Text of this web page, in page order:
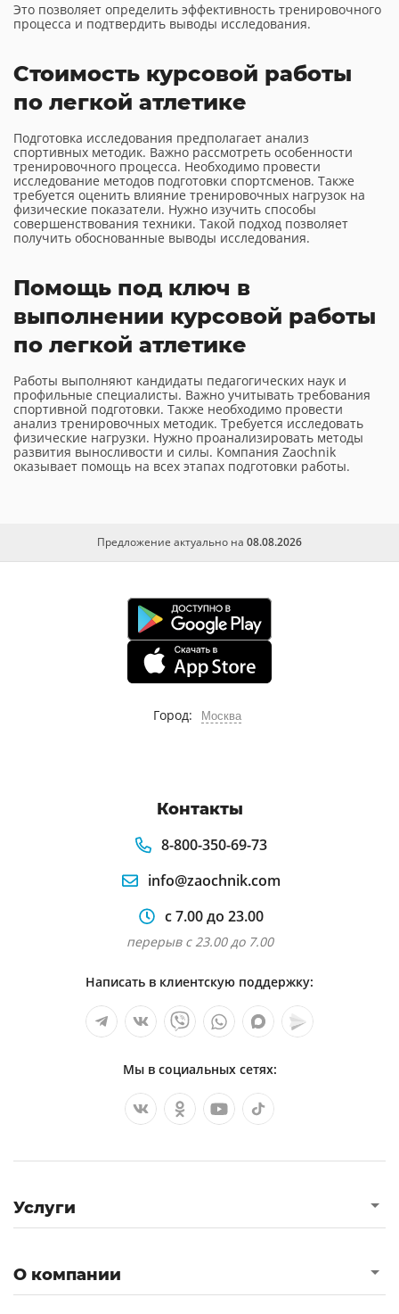
Это позволяет определить эффективность тренировочного
процесса и подтвердить выводы исследования.
Стоимость курсовой работы
по легкой атлетике
Подготовка исследования предполагает анализ
спортивных методик. Важно рассмотреть особенности
тренировочного процесса. Необходимо провести
исследование методов подготовки спортсменов. Также
требуется оценить влияние тренировочных нагрузок на
физические показатели. Нужно изучить способы
совершенствования техники. Такой подход позволяет
получить обоснованные выводы исследования.
Помощь под ключ в
выполнении курсовой работы
по легкой атлетике
Работы выполняют кандидаты педагогических наук и
профильные специалисты. Важно учитывать требования
спортивной подготовки. Также необходимо провести
анализ тренировочных методик. Требуется исследовать
физические нагрузки. Нужно проанализировать методы
развития выносливости и силы. Компания Zaochnik
оказывает помощь на всех этапах подготовки работы.
Предложение актуально на 08.08.2026
Город: Москва
Контакты
8-800-350-69-73
info@zaochnik.com
с 7.00 до 23.00
перерыв с 23.00 до 7.00
Написать в клиентскую поддержку:
Мы в социальных сетях:
Услуги
О компании